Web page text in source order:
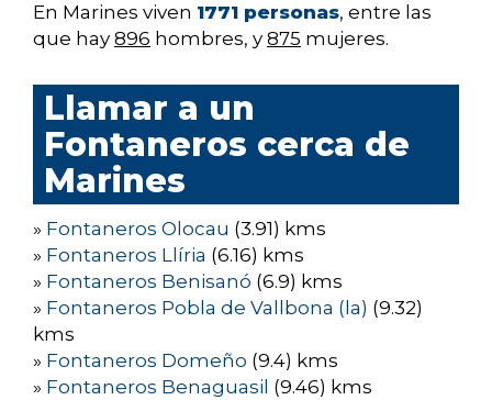
En Marines viven 1771 personas, entre las
que hay 896 hombres, y 875 mujeres.
Llamar a un
Fontaneros cerca de
Marines
» Fontaneros Olocau (3.91) kms
» Fontaneros Llíria (6.16) kms
» Fontaneros Benisanó (6.9) kms
» Fontaneros Pobla de Vallbona (la) (9.32)
kms
» Fontaneros Domeño (9.4) kms
» Fontaneros Benaguasil (9.46) kms